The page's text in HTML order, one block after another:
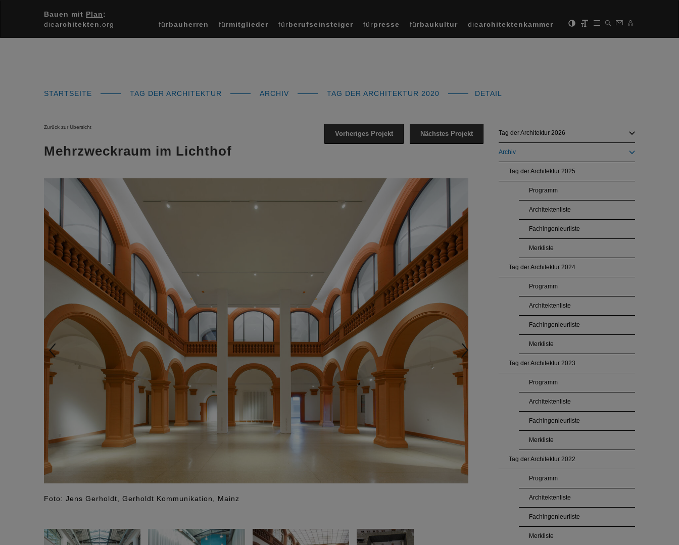
Bauen mit Plan:
diearchitekten .org fürbauherren fürmitglieder fürberufseinsteiger fürpresse fürbaukultur diearchitektenkammer
STARTSEITE TAG DER ARCHITEKTUR ARCHIV TAG DER ARCHITEKTUR 2020 DETAIL
Zurück zur Übersicht
Nächstes Projekt
Vorheriges Projekt
Mehrzweckraum im Lichthof
Foto: Jens Gerholdt, Gerholdt Kommunikation, Mainz
Previous
Tag der Architektur 2026
Archiv
Tag der Architektur 2025
Programm
Architektenliste
Fachingenieurliste
Merkliste
Tag der Architektur 2024
Programm
Architektenliste
Fachingenieurliste
Merkliste
Tag der Architektur 2023
Programm
Architektenliste
Fachingenieurliste
Merkliste
Tag der Architektur 2022
Programm
Architektenliste
Fachingenieurliste
Merkliste